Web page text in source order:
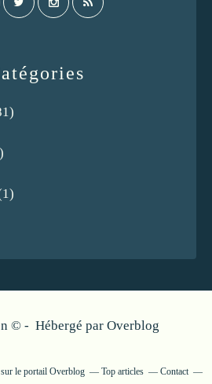
© - Hébergé par Overblog
le portail Overblog Top articles Contact